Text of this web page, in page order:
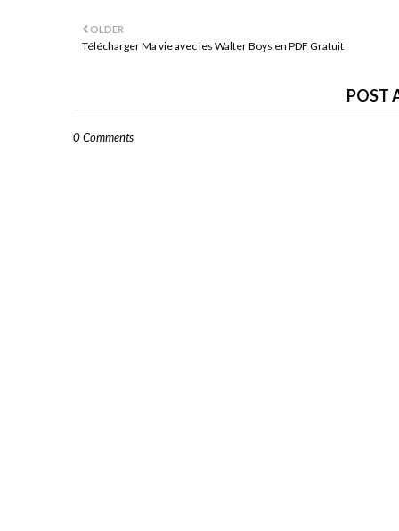
OLDER
Télécharger Ma vie avec les Walter Boys en PDF Gratuit
POST
0 Comments